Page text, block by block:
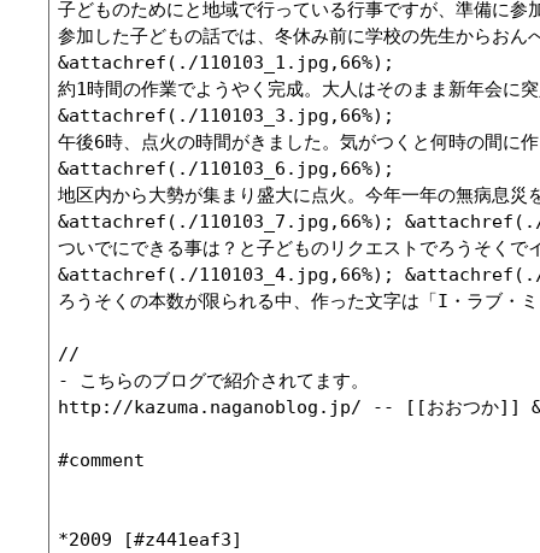
子どものためにと地域で行っている行事ですが、準備に
参加した子どもの話では、冬休み前に学校の先生からお
&attachref(./110103_1.jpg,66%);
約1時間の作業でようやく完成。大人はそのまま新年会に
&attachref(./110103_3.jpg,66%);
午後6時、点火の時間がきました。気がつくと何時の間に
&attachref(./110103_6.jpg,66%);
地区内から大勢が集まり盛大に点火。今年一年の無病息災
&attachref(./110103_7.jpg,66%); &attachref(./
ついでにできる事は？と子どものリクエストでろうそくで
&attachref(./110103_4.jpg,66%); &attachref(./
ろうそくの本数が限られる中、作った文字は「I・ラブ・
//
- こちらのブログで紹介されてます。
http://kazuma.naganoblog.jp/ -- [[おおつか]]
#comment
*2009 [#z441eaf3]